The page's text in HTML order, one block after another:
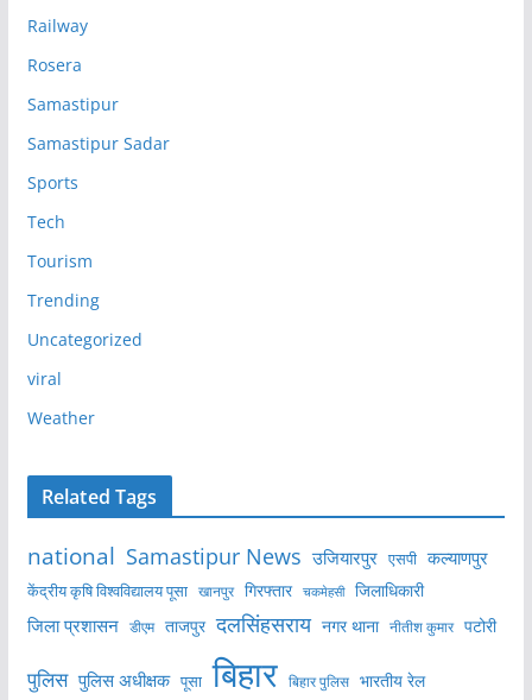
Railway
Rosera
Samastipur
Samastipur Sadar
Sports
Tech
Tourism
Trending
Uncategorized
viral
Weather
Related Tags
national Samastipur News उजियारपुर एसपी कल्याणपुर
केंद्रीय कृषि विश्वविद्यालय पूसा खानपुर गिरफ्तार चकमेहसी जिलाधिकारी
जिला प्रशासन डीएम ताजपुर दलसिंहसराय नगर थाना नीतीश कुमार पटोरी
पुलिस पुलिस अधीक्षक पूसा बिहार बिहार पुलिस भारतीय रेल